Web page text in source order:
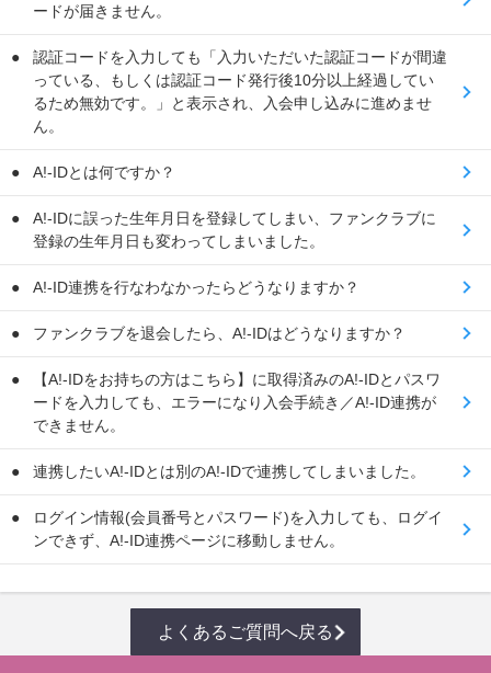
ードが届きません。
認証コードを入力しても「入力いただいた認証コードが間違
っている、もしくは認証コード発行後10分以上経過してい
るため無効です。」と表示され、入会申し込みに進めませ
ん。
A!-IDとは何ですか？
A!-IDに誤った生年月日を登録してしまい、ファンクラブに
登録の生年月日も変わってしまいました。
A!-ID連携を行なわなかったらどうなりますか？
ファンクラブを退会したら、A!-IDはどうなりますか？
【A!-IDをお持ちの方はこちら】に取得済みのA!-IDとパスワ
ードを入力しても、エラーになり入会手続き／A!-ID連携が
できません。
連携したいA!-IDとは別のA!-IDで連携してしまいました。
ログイン情報(会員番号とパスワード)を入力しても、ログイ
ンできず、A!-ID連携ページに移動しません。
よくあるご質問へ戻る